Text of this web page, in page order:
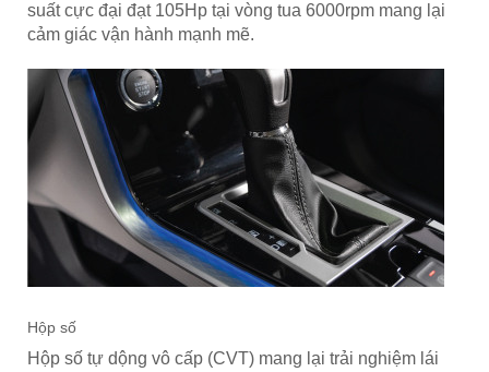
suất cực đại đạt 105Hp tại vòng tua 6000rpm mang lại
cảm giác vận hành mạnh mẽ.
Hộp số
Hộp số tự dộng vô cấp (CVT) mang lại trải nghiệm lái